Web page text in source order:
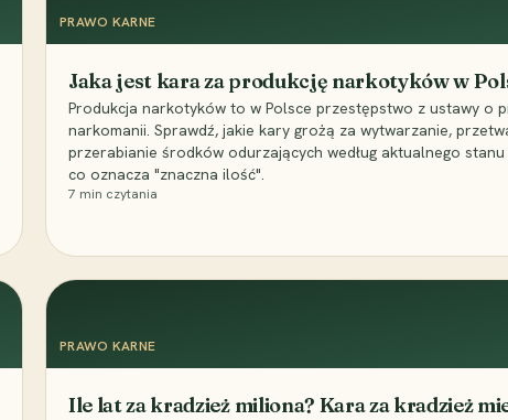
PRAWO KARNE
Jaka jest kara za produkcję narkotyków w
Produkcja narkotyków to w Polsce przestępstwo z ustawy o
narkomanii. Sprawdź, jakie kary grożą za wytwarzanie,
przerabianie środków odurzających według aktualnego
co oznacza "znaczna ilość".
7 min czytania
PRAWO KARNE
Ile lat za kradzież miliona? Kara za kradzież